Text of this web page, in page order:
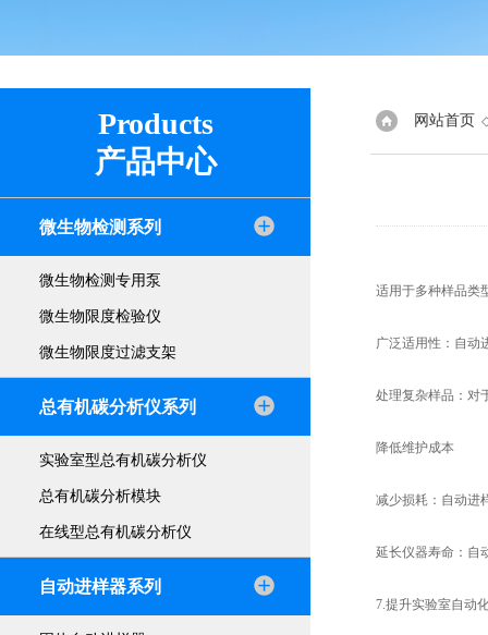
Products
产品中心
微生物检测系列
微生物检测专用泵
微生物限度检验仪
微生物限度过滤支架
总有机碳分析仪系列
实验室型总有机碳分析仪
总有机碳分析模块
在线型总有机碳分析仪
自动进样器系列
网站首页
适用于多种样品类
广泛适用性：自动
处理复杂样品：对
降低维护成本
减少损耗：自动进
延长仪器寿命：自
7.提升实验室自动